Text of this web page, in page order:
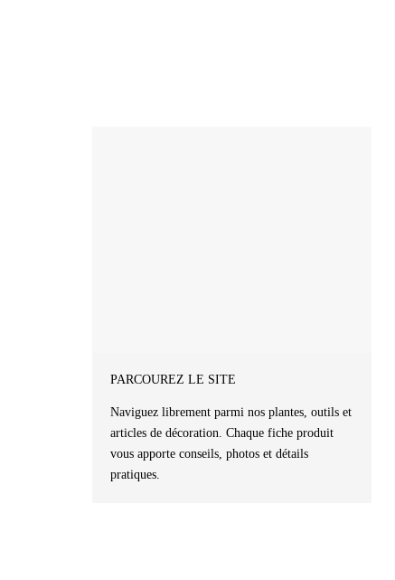
PARCOUREZ LE SITE
Naviguez librement parmi nos plantes, outils et
articles de décoration. Chaque fiche produit
vous apporte conseils, photos et détails
pratiques.